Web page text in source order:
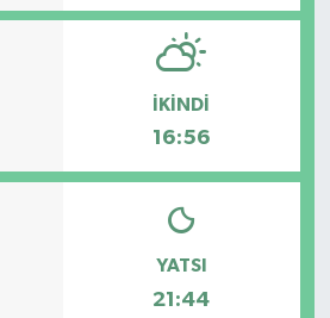
İKINDI
16:56
YATSI
21:44